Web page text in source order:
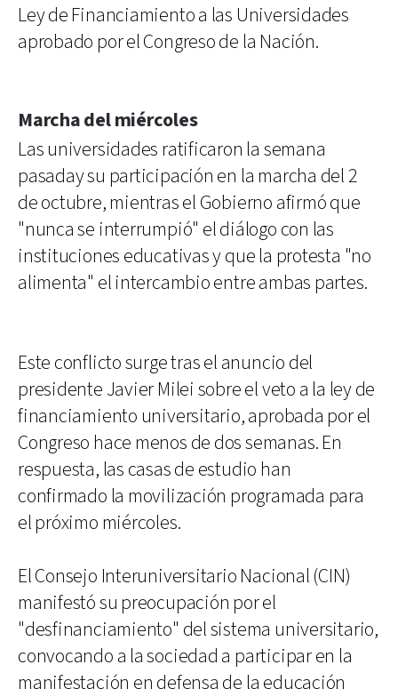
Ley de Financiamiento a las Universidades
aprobado por el Congreso de la Nación.
Marcha del miércoles
Las universidades ratificaron la semana
pasaday su participación en la marcha del 2
de octubre, mientras el Gobierno afirmó que
"nunca se interrumpió" el diálogo con las
instituciones educativas y que la protesta "no
alimenta" el intercambio entre ambas partes.
Este conflicto surge tras el anuncio del
presidente Javier Milei sobre el veto a la ley de
financiamiento universitario, aprobada por el
Congreso hace menos de dos semanas. En
respuesta, las casas de estudio han
confirmado la movilización programada para
el próximo miércoles.
El Consejo Interuniversitario Nacional (CIN)
manifestó su preocupación por el
"desfinanciamiento" del sistema universitario,
convocando a la sociedad a participar en la
manifestación en defensa de la educación